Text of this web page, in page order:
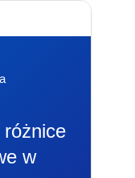
różnice
w